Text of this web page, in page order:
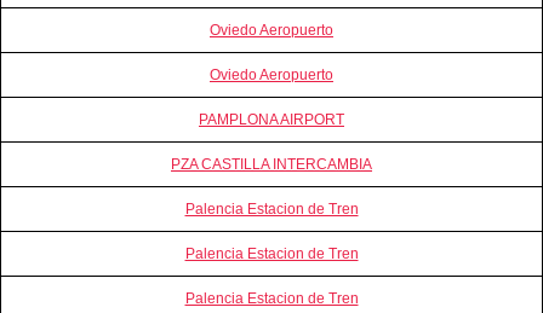
Oviedo Aeropuerto
Oviedo Aeropuerto
PAMPLONA AIRPORT
PZA CASTILLA INTERCAMBIA
Palencia Estacion de Tren
Palencia Estacion de Tren
Palencia Estacion de Tren